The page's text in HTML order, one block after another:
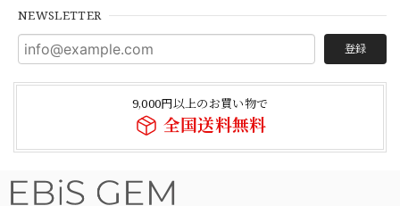
NEWSLETTER
登録
9,000円以上のお買い物で
全国送料無料